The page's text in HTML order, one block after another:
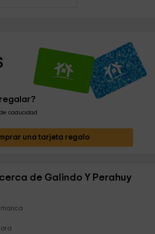
caducidad
una tarjeta regalo
de Galindo Y Perahuy